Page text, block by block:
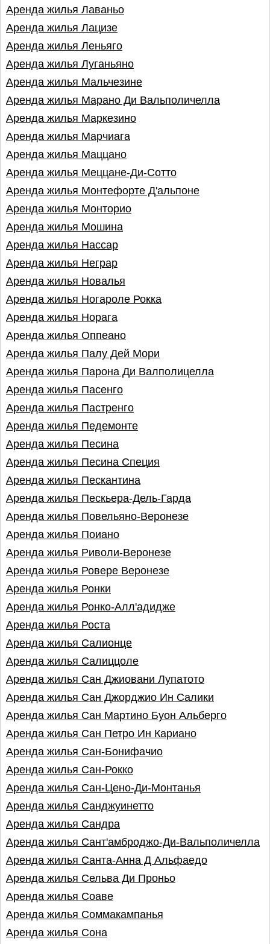
Аренда жилья Лаваньо
Аренда жилья Лацизе
Аренда жилья Леньяго
Аренда жилья Луганьяно
Аренда жилья Мальчезине
Аренда жилья Марано Ди Вальполичелла
Аренда жилья Маркезино
Аренда жилья Марчиага
Аренда жилья Маццано
Аренда жилья Меццане-Ди-Сотто
Аренда жилья Монтефорте Д'альпоне
Аренда жилья Монторио
Аренда жилья Мошина
Аренда жилья Нассар
Аренда жилья Неграр
Аренда жилья Новалья
Аренда жилья Ногароле Рокка
Аренда жилья Норага
Аренда жилья Оппеано
Аренда жилья Палу Дей Мори
Аренда жилья Парона Ди Валпoлицеллa
Аренда жилья Пасенго
Аренда жилья Пастренго
Аренда жилья Педемонте
Аренда жилья Песина
Аренда жилья Песина Специя
Аренда жилья Пескантина
Аренда жилья Пескьера-Дель-Гарда
Аренда жилья Повельяно-Веронезе
Аренда жилья Поиано
Аренда жилья Риволи-Веронезе
Аренда жилья Ровере Веронезе
Аренда жилья Ронки
Аренда жилья Ронко-Алл'адидже
Аренда жилья Роста
Аренда жилья Салионце
Аренда жилья Салиццоле
Аренда жилья Сан Джиовани Лупатото
Аренда жилья Сан Джорджио Ин Салики
Аренда жилья Сан Мартино Буон Альберго
Аренда жилья Сан Петро Ин Кариано
Аренда жилья Сан-Бонифачио
Аренда жилья Сан-Рокко
Аренда жилья Сан-Цено-Ди-Монтанья
Аренда жилья Санджуинетто
Аренда жилья Сандра
Аренда жилья Сант'амброджо-Ди-Вальполичелла
Аренда жилья Санта-Анна Д Альфаедо
Аренда жилья Сельва Ди Проньо
Аренда жилья Соаве
Аренда жилья Соммакампанья
Аренда жилья Сона